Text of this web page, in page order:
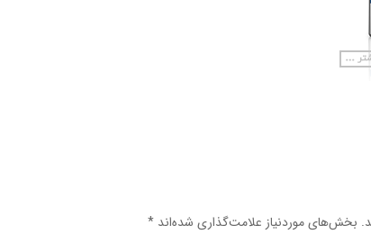
بخش‌های موردنیاز علامت‌گذاری شده‌اند*